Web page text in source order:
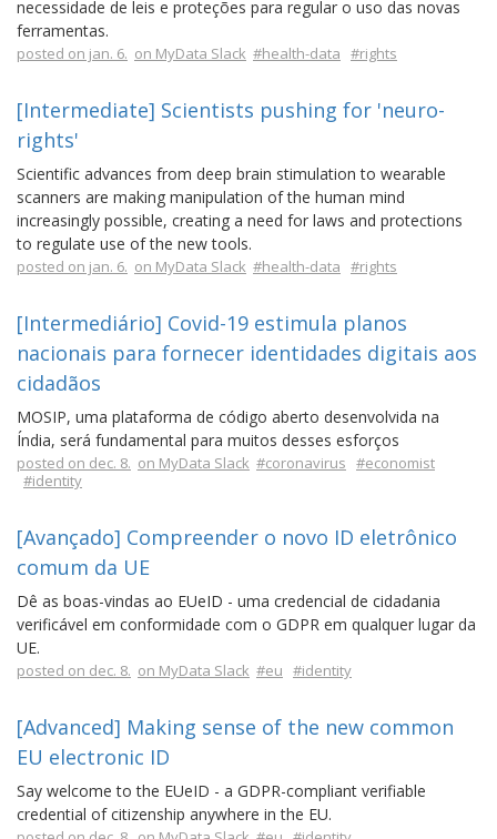
necessidade de leis e proteções para regular o uso das novas
ferramentas.
posted on jan. 6. on MyData Slack #health-data #rights
[Intermediate] Scientists pushing for 'neuro-
rights'
Scientific advances from deep brain stimulation to wearable
scanners are making manipulation of the human mind
increasingly possible, creating a need for laws and protections
to regulate use of the new tools.
posted on jan. 6. on MyData Slack #health-data #rights
[Intermediário] Covid-19 estimula planos
nacionais para fornecer identidades digitais aos
cidadãos
MOSIP, uma plataforma de código aberto desenvolvida na
Índia, será fundamental para muitos desses esforços
posted on dec. 8. on MyData Slack #coronavirus #economist
#identity
[Avançado] Compreender o novo ID eletrônico
comum da UE
Dê as boas-vindas ao EUeID - uma credencial de cidadania
verificável em conformidade com o GDPR em qualquer lugar da
UE.
posted on dec. 8. on MyData Slack #eu #identity
[Advanced] Making sense of the new common
EU electronic ID
Say welcome to the EUeID - a GDPR-compliant verifiable
credential of citizenship anywhere in the EU.